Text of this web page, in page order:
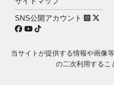
SNS公開アカウント
当サイトが提供する情報や画像
の二次利用するこ